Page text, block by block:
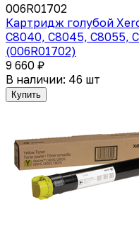
006R01702
Картридж голубой
C8040, C8045, C8055,
(006R01702)
9 660 ₽
В наличии: 46 шт
Купить